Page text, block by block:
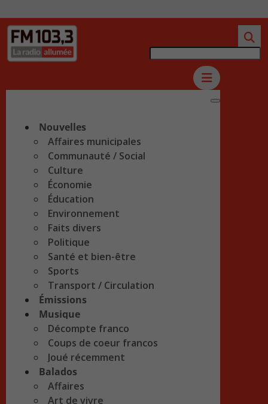
Nouvelles
Affaires municipales
Communauté / Social
Culture
Économie
Éducation
Environnement
Faits divers
Politique
Santé et bien-être
Sports
Transport / Circulation
Émissions
Musique
Décompte franco
Coups de coeur francos
Joué récemment
Balados
Affaires
Art de vivre